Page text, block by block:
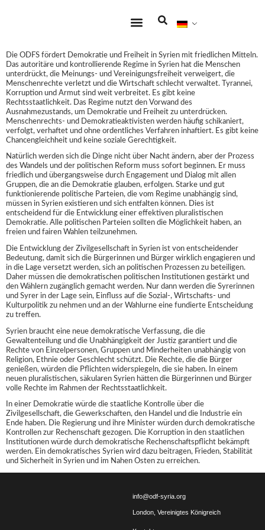
Die ODFS fördert Demokratie und Freiheit in Syrien mit friedlichen Mitteln.
Das autoritäre und kontrollierende Regime in Syrien hat die Menschen
unterdrückt, die Meinungs- und Vereinigungsfreiheit verweigert, die
Menschenrechte verletzt und die Wirtschaft schlecht verwaltet. Tyrannei,
Korruption und Armut sind weit verbreitet. Es gibt keine
Rechtsstaatlichkeit. Das Regime nutzt den Vorwand des
Ausnahmezustands, um Demokratie und Freiheit zu unterdrücken.
Menschenrechts- und Demokratieaktivisten werden häufig schikaniert,
verfolgt, verhaftet und ohne ordentliches Verfahren inhaftiert. Es gibt keine
Chancengleichheit und keine soziale Gerechtigkeit.
Natürlich werden sich die Dinge nicht über Nacht ändern, aber der Prozess
des Wandels und der politischen Reform muss sofort beginnen. Er muss
friedlich und übergangsweise durch Engagement und Dialog mit allen
Gruppen, die an die Demokratie glauben, erfolgen. Starke und gut
funktionierende politische Parteien, die vom Regime unabhängig sind,
müssen in Syrien existieren und sich entfalten können. Dies ist
entscheidend für die Entwicklung einer effektiven pluralistischen
Demokratie. Alle politischen Parteien sollten die Möglichkeit haben, an
freien und fairen Wahlen teilzunehmen.
Die Entwicklung der Zivilgesellschaft in Syrien ist von entscheidender
Bedeutung, damit sich die Bürgerinnen und Bürger wirklich engagieren und
in die Lage versetzt werden, sich an politischen Prozessen zu beteiligen.
Daher müssen die demokratischen politischen Institutionen gestärkt und
den Wählern zugänglich gemacht werden. Nur dann werden die Syrerinnen
und Syrer in der Lage sein, Einfluss auf die Sozial-, Wirtschafts- und
Kulturpolitik zu nehmen und an der Wahlurne eine fundierte Entscheidung
zu treffen.
Syrien braucht eine neue demokratische Verfassung, die die
Gewaltenteilung und die Unabhängigkeit der Justiz garantiert und die
Rechte von Einzelpersonen, Gruppen und Minderheiten unabhängig von
Religion, Ethnie oder Geschlecht schützt. Die Rechte, die die Bürger
genießen, würden die Pflichten widerspiegeln, die sie haben. In einem
neuen pluralistischen, säkularen Syrien hätten die Bürgerinnen und Bürger
volle Rechte im Rahmen der Rechtsstaatlichkeit.
In einer Demokratie würde die staatliche Kontrolle über die
Zivilgesellschaft, die Gewerkschaften, den Handel und die Industrie ein
Ende haben. Die Regierung und ihre Minister würden durch demokratische
Kontrollen zur Rechenschaft gezogen. Die Korruption in den staatlichen
Institutionen würde durch demokratische Rechenschaftspflicht bekämpft
werden. Ein demokratisches Syrien wird dazu beitragen, Frieden, Stabilität
und Sicherheit in Syrien und im Nahen Osten zu erreichen.
info@odf-syria.org
London, Vereinigtes Königreich